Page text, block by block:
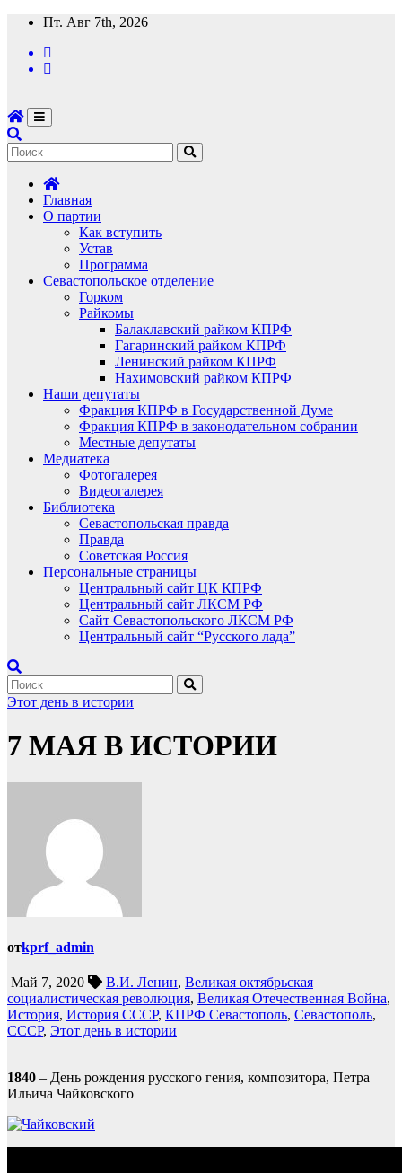
Перейти
содержимому
Пт. Авг 7th, 2026
Главная
О партии
Как вступить
Устав
Программа
Севастопольское отделение
Горком
Райкомы
Балаклавский райком КПРФ
Гагаринский райком КПРФ
Ленинский райком КПРФ
Нахимовский райком КПРФ
Наши депутаты
Фракция КПРФ в Государственной Думе
Фракция КПРФ в законодательном собрании
Местные депутаты
Медиатека
Фотогалерея
Видеогалерея
Библиотека
Севастопольская правда
Правда
Советская Россия
Персональные страницы
Центральный сайт ЦК КПРФ
Центральный сайт ЛКСМ РФ
Сайт Севастопольского ЛКСМ РФ
Центральный сайт “Русского лада”
Этот день в истории
7 МАЯ В ИСТОРИИ
отkprf_admin
Май 7, 2020 В.И. Ленин, Великая октябрьская
социалистическая революция, Великая Отечественная Война,
История, История СССР, КПРФ Севастополь, Севастополь,
СССР, Этот день в истории
1840 – День рождения русского гения, композитора, Петра
Ильича Чайковского